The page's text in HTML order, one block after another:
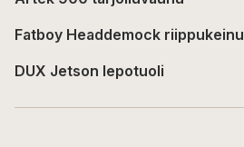
Fatboy Headdemock riippukeinu
DUX Jetson lepotuoli